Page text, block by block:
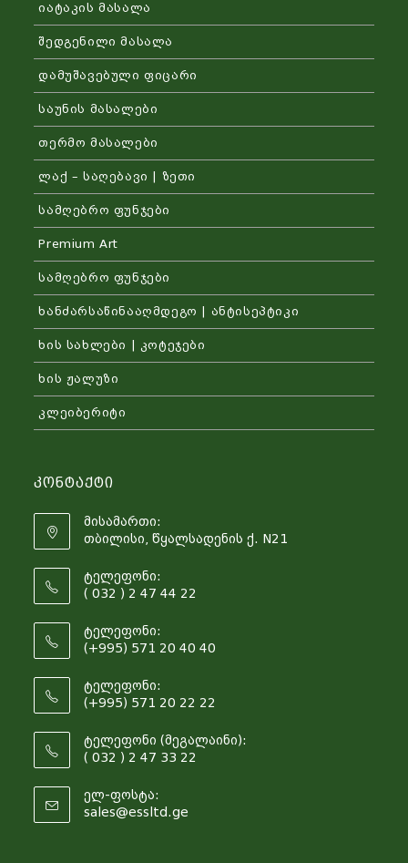
იატაკის მასალა
შედგენილი მასალა
დამუშავებული ფიცარი
საუნის მასალები
თერმო მასალები
ლაქ – საღებავი | ზეთი
სამღებრო ფუნჯები
Premium Art
სამღებრო ფუნჯები
ხანძარსაწინააღმდეგო | ანტისეპტიკი
ხის სახლები | კოტეჯები
ხის ჟალუზი
კლეიბერიტი
Კონტაქტი
მისამართი:
თბილისი, წყალსადენის ქ. N21
ტელეფონი:
( 032 ) 2 47 44 22
ტელეფონი:
(+995) 571 20 40 40
ტელეფონი:
(+995) 571 20 22 22
ტელეფონი (მეგალაინი):
( 032 ) 2 47 33 22
ელ-ფოსტა:
sales@essltd.ge